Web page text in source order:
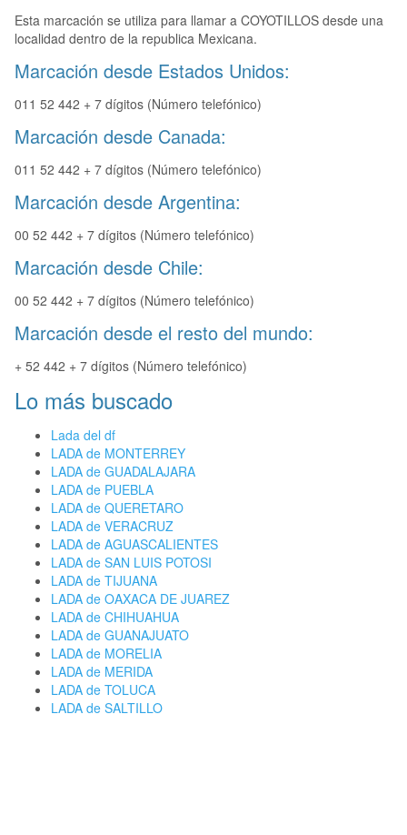
Esta marcación se utiliza para llamar a COYOTILLOS desde una
localidad dentro de la republica Mexicana.
Marcación desde Estados Unidos:
011 52 442 + 7 dígitos (Número telefónico)
Marcación desde Canada:
011 52 442 + 7 dígitos (Número telefónico)
Marcación desde Argentina:
00 52 442 + 7 dígitos (Número telefónico)
Marcación desde Chile:
00 52 442 + 7 dígitos (Número telefónico)
Marcación desde el resto del mundo:
+ 52 442 + 7 dígitos (Número telefónico)
Lo más buscado
Lada del df
LADA de MONTERREY
LADA de GUADALAJARA
LADA de PUEBLA
LADA de QUERETARO
LADA de VERACRUZ
LADA de AGUASCALIENTES
LADA de SAN LUIS POTOSI
LADA de TIJUANA
LADA de OAXACA DE JUAREZ
LADA de CHIHUAHUA
LADA de GUANAJUATO
LADA de MORELIA
LADA de MERIDA
LADA de TOLUCA
LADA de SALTILLO